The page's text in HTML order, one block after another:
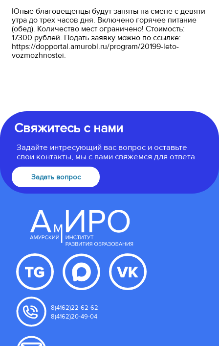
Юные благовещенцы будут заняты на смене с девяти
утра до трех часов дня. Включено горячее питание
(обед). Количество мест ограничено! Стоимость:
17300 рублей. Подать заявку можно по ссылке:
https://dopportal.amurobl.ru/program/20199-leto-
vozmozhnostei.
Свяжитесь с нами
Задайте интресующий вас вопрос и оставьте
свои контакты, мы с вами свяжемся для ответа
Задать вопрос
8(4162)22-62-62
8(4162)20-49-04